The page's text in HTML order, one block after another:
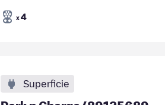
x 4
Superficie